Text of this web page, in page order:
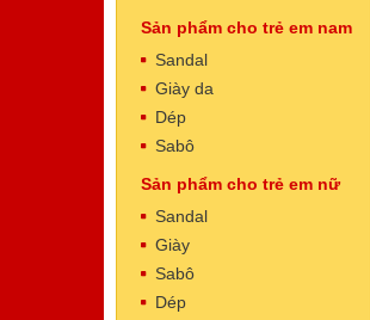
Sản phẩm cho trẻ em nam
Sandal
Giày da
Dép
Sabô
Sản phẩm cho trẻ em nữ
Sandal
Giày
Sabô
Dép
Dép Nam
Mã sản phẩm: NT5002
Giá: